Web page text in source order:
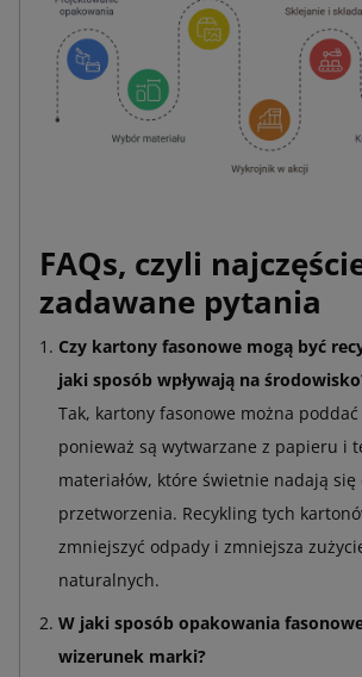
FAQs, czyli
zadawane pytania
Czy kartony fasonowe mogą być
jaki sposób wpływają na
Tak, kartony fasonowe można
ponieważ są wytwarzane z papieru i
materiałów, które świetnie nadają
przetworzenia. Recykling tych
zmniejszyć odpady i zmniejsza
naturalnych.
W jaki sposób opakowania
wizerunek marki?